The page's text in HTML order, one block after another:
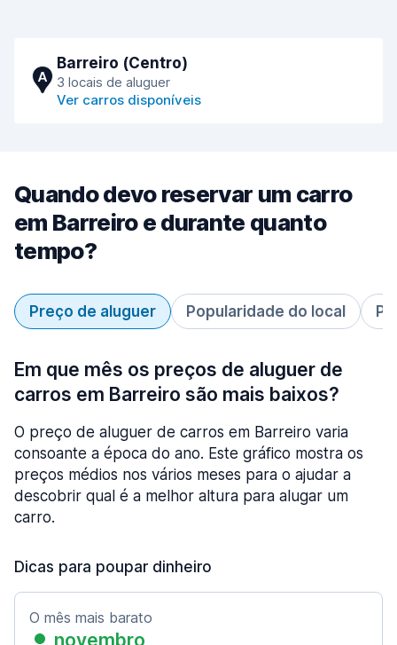
A
Barreiro (Сentro)
3 locais de aluguer
Ver carros disponíveis
Quando devo reservar um carro
em Barreiro e durante quanto
tempo?
Preço de aluguer Popularidade do local
Em que mês os preços de aluguer de
carros em Barreiro são mais baixos?
O preço de aluguer de carros em Barreiro varia
consoante a época do ano. Este gráfico mostra os
preços médios nos vários meses para o ajudar a
descobrir qual é a melhor altura para alugar um
carro.
Dicas para poupar dinheiro
O mês mais barato
novembro